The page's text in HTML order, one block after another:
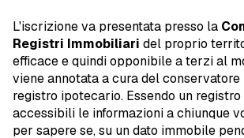
L'iscrizione va presentata presso la
Registri Immobiliari del proprio
efficace e quindi opponibile a terzi al
viene annotata a cura del
registro ipotecario. Essendo un
accessibili le informazioni a chiunque
per sapere se, su un dato immobile